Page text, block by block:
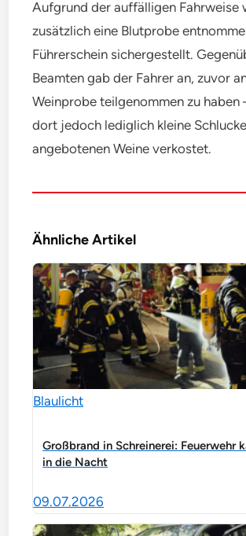
Aufgrund der auffälligen Fahrweise
zusätzlich eine Blutprobe
Führerschein sichergestellt.
Beamten gab der Fahrer an, zuvor
Weinprobe teilgenommen zu haben
dort jedoch lediglich kleine
angebotenen Weine verkostet.
Ähnliche Artikel
Blaulicht
Großbrand in Schreinerei: Feuerwehr
in die Nacht
09.07.2026